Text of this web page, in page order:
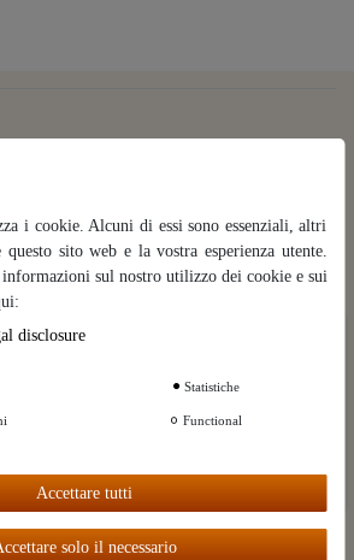
und Destillieren aus erster Hand.
i cookie. Alcuni di essi sono essenziali, altri
sito web e la vostra esperienza utente.
sul nostro utilizzo dei cookie e sui
disclosure
Statistiche
Functional
Accettare tutti
solo il necessario